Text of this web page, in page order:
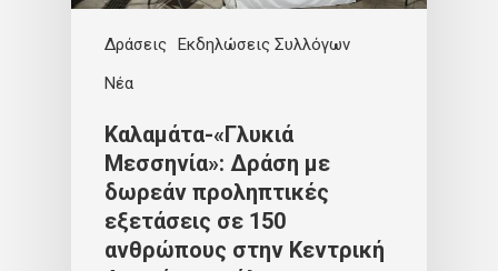
Δράσεις
Εκδηλώσεις Συλλόγων
Νέα
Καλαμάτα-«Γλυκιά
Μεσσηνία»: Δράση με
δωρεάν προληπτικές
εξετάσεις σε 150
ανθρώπους στην Κεντρική